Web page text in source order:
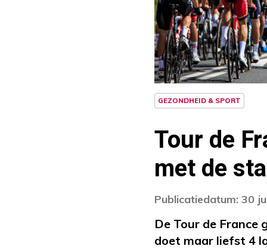
GEZONDHEID & SPORT
Tour de
met de
Publicatiedatum: 30
De Tour de
doet maar liefst 4